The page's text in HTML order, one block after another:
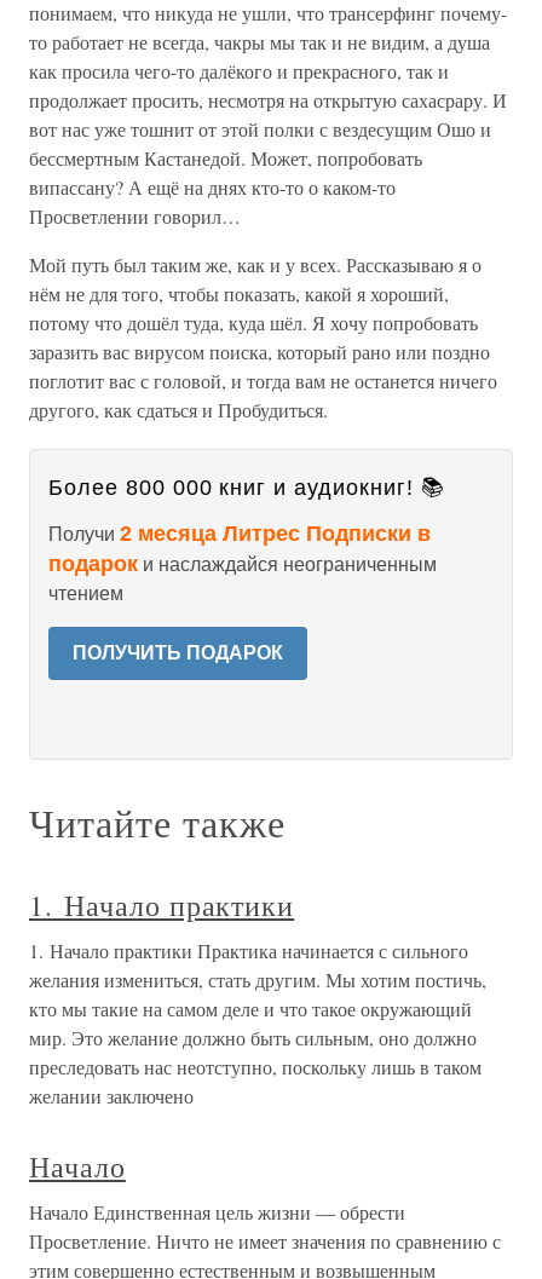
понимаем, что никуда не ушли, что трансерфинг почему-
то работает не всегда, чакры мы так и не видим, а душа
как просила чего-то далёкого и прекрасного, так и
продолжает просить, несмотря на открытую сахасрару. И
вот нас уже тошнит от этой полки с вездесущим Ошо и
бессмертным Кастанедой. Может, попробовать
випассану? А ещё на днях кто-то о каком-то
Просветлении говорил…
Мой путь был таким же, как и у всех. Рассказываю я о
нём не для того, чтобы показать, какой я хороший,
потому что дошёл туда, куда шёл. Я хочу попробовать
заразить вас вирусом поиска, который рано или поздно
поглотит вас с головой, и тогда вам не останется ничего
другого, как сдаться и Пробудиться.
Более 800 000 книг и аудиокниг! 📚
Получи 2 месяца Литрес Подписки в
подарок и наслаждайся неограниченным
чтением
ПОЛУЧИТЬ ПОДАРОК
Читайте также
1. Начало практики
1. Начало практики Практика начинается с сильного
желания измениться, стать другим. Мы хотим постичь,
кто мы такие на самом деле и что такое окружающий
мир. Это желание должно быть сильным, оно должно
преследовать нас неотступно, поскольку лишь в таком
желании заключено
Начало
Начало Единственная цель жизни — обрести
Просветление. Ничто не имеет значения по сравнению с
этим совершенно естественным и возвышенным